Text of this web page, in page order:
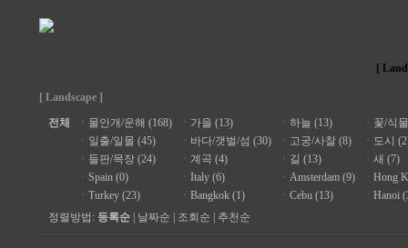
[
[ Landscape ]
전체
ㆍ 물안개/운해 (168) ㆍ 가을 (13) ㆍ 하늘 (13) ㆍ 꽃/식
ㆍ 일출/일몰 (45) ㆍ 바다/갯벌/섬 (30) ㆍ 고궁/사찰 (8) ㆍ 도시
ㆍ 들판/목장 (24) ㆍ 계곡 (4) ㆍ 길 (13) ㆍ 새 (7)
ㆍ Spain (0) ㆍ Italy (6) ㆍ Amsterdam (9) ㆍ Hong
ㆍ Turkey (23) ㆍ Bangkok (1) ㆍ Cebu (13) ㆍ Hanoi
정렬방법: 등록순 날짜순 조회순 추천순